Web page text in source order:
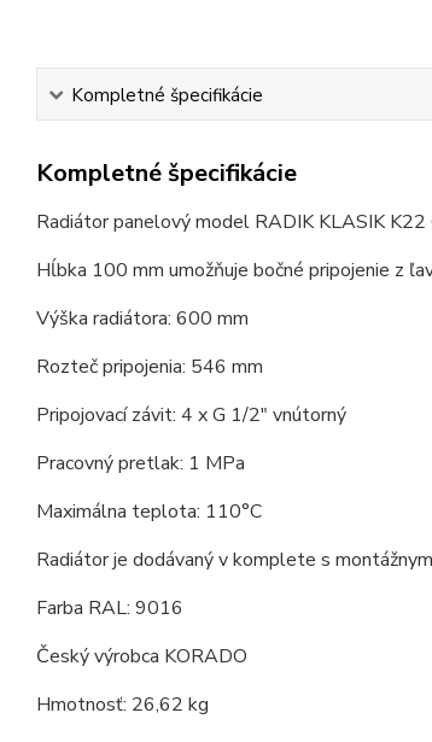
Kompletné špecifikácie
Kompletné špecifikácie
Radiátor panelový model RADIK KLASIK
Hĺbka 100 mm umožňuje bočné pripojenie z
Výška radiátora: 600 mm
Rozteč pripojenia: 546 mm
Pripojovací závit: 4 x G 1/2" vnútorný
Pracovný pretlak: 1 MPa
Maximálna teplota: 110°C
Radiátor je dodávaný v komplete s
Farba RAL: 9016
Český výrobca KORADO
Hmotnosť: 26,62 kg